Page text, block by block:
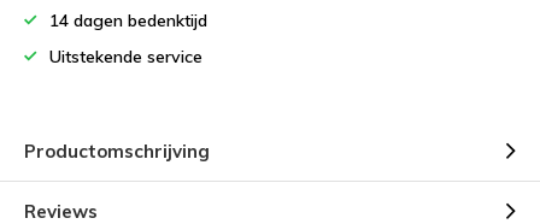
14 dagen bedenktijd
Uitstekende service
Productomschrijving
Reviews